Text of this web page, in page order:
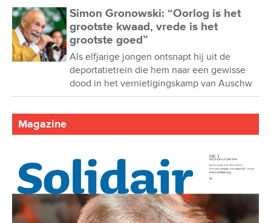
Simon Gronowski: “Oorlog is het
grootste kwaad, vrede is het
grootste goed”
Als elfjarige jongen ontsnapt hij uit de
deportatietrein die hem naar een gewisse
dood in het vernietigingskamp van Auschw
Magazine